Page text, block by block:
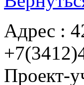
Адрес :
Проект-